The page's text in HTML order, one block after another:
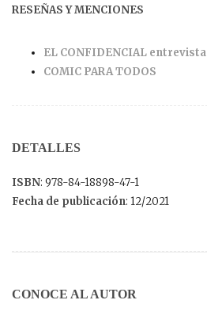
RESEÑAS Y MENCIONES
EL CONFIDENCIAL entrevista
COMIC PARA TODOS
DETALLES
ISBN: 978-84-18898-47-1
Fecha de publicación: 12/2021
CONOCE AL AUTOR